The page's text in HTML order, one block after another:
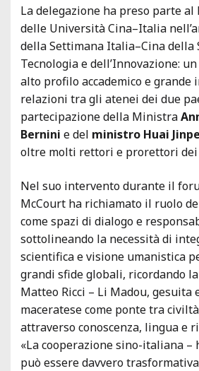
La delegazione ha preso parte al
delle Università Cina–Italia
della Settimana Italia–Cina della
Tecnologia e dell’Innovazione:
alto profilo accademico e grande
relazioni tra gli atenei dei due
partecipazione della Ministra
Bernini e del ministro Huai
oltre molti rettori e prorettori dei
Nel suo intervento durante il
McCourt ha richiamato il ruolo
come spazi di dialogo e
sottolineando la necessità di
scientifica e visione umanistica
grandi sfide globali, ricordando
Matteo Ricci – Li Madou, gesuita
maceratese come ponte tra
attraverso conoscenza, lingua e
«La cooperazione sino-italiana –
può essere davvero